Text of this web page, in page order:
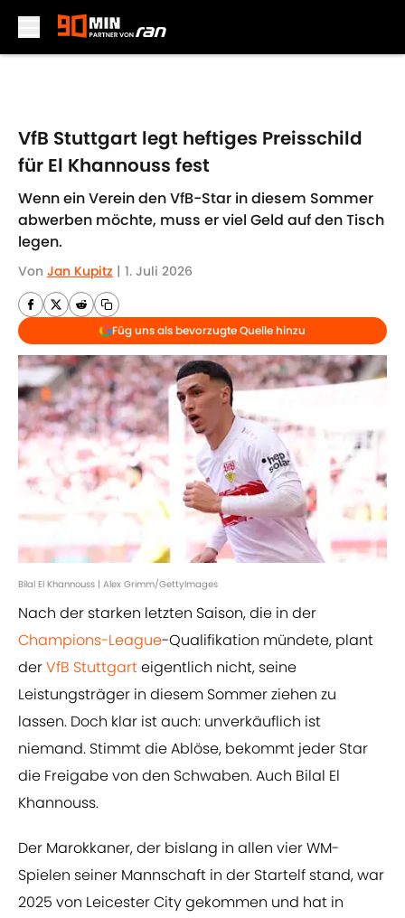
VfB Stuttgart legt heftiges Preisschild
für El Khannouss fest
Wenn ein Verein den VfB-Star in diesem Sommer
abwerben möchte, muss er viel Geld auf den Tisch
legen.
Von Jan Kupitz | 1. Juli 2026
Füg uns als bevorzugte Quelle hinzu
Bilal El Khannouss | Alex Grimm/GettyImages
Nach der starken letzten Saison, die in der
Champions-League-Qualifikation mündete, plant
derVfB Stuttgarteigentlich nicht, seine
Leistungsträger in diesem Sommer ziehen zu
lassen. Doch klar ist auch: unverkäuflich ist
niemand. Stimmt die Ablöse, bekommt jeder Star
die Freigabe von den Schwaben. Auch Bilal El
Khannouss.
Der Marokkaner, der bislang in allen vier WM-
Spielen seiner Mannschaft in der Startelf stand, war
2025 von Leicester City gekommen und hat in